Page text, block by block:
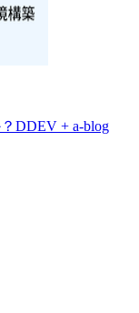
DDEV + a-blog